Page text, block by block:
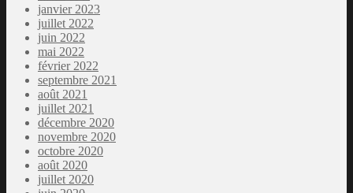
janvier 2023
juillet 2022
juin 2022
mai 2022
février 2022
septembre 2021
août 2021
juillet 2021
décembre 2020
novembre 2020
octobre 2020
août 2020
juillet 2020